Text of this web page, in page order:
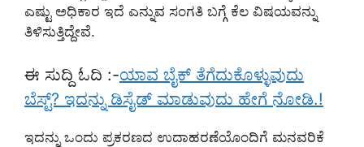
ಎಷ್ಟು ಅಧಿಕಾರ ಇದೆ ಎನ್ನುವ ಸಂಗತಿ ಬಗ್ಗೆ ಕೆಲ ವಿಷಯವನ್ನು
ತಿಳಿಸುತ್ತಿದ್ದೇವೆ.
ಈ ಸುದ್ದಿ ಓದಿ :-ಯಾವ ಬೈಕ್ ತೆಗೆದುಕೊಳ್ಳುವುದು
ಬೆಸ್ಟ್? ಇದನ್ನು ಡಿಸೈಡ್ ಮಾಡುವುದು ಹೇಗೆ ನೋಡಿ.!
ಇದನ್ನು ಒಂದು ಪ್ರಕರಣದ ಉದಾಹರಣೆಯೊಂದಿಗೆ ಮನವರಿಕೆ